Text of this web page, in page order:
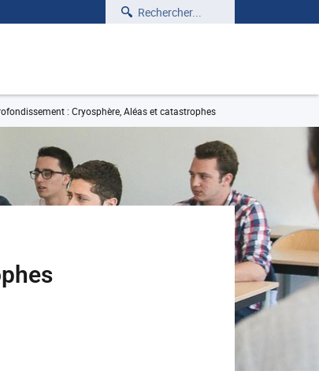
Rechercher
: Cryosphère, Aléas et catastrophes